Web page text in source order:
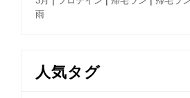
雨
人気タグ